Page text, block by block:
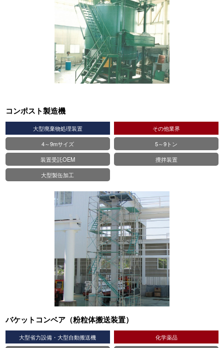
コンポスト製造機
大型廃棄物処理装置
その他業界
4～9mサイズ
5～9トン
装置受託OEM
攪拌装置
大型製缶加工
バケットコンベア（粉粒体搬送装置）
大型省力設備・大型自動搬送機
化学薬品